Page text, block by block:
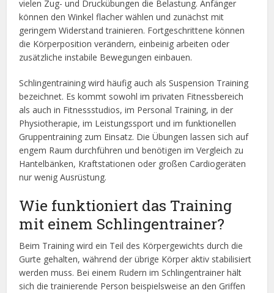
vielen Zug- und Druckübungen die Belastung. Anfänger
können den Winkel flacher wählen und zunächst mit
geringem Widerstand trainieren. Fortgeschrittene können
die Körperposition verändern, einbeinig arbeiten oder
zusätzliche instabile Bewegungen einbauen.
Schlingentraining wird häufig auch als Suspension Training
bezeichnet. Es kommt sowohl im privaten Fitnessbereich
als auch in Fitnessstudios, im Personal Training, in der
Physiotherapie, im Leistungssport und im funktionellen
Gruppentraining zum Einsatz. Die Übungen lassen sich auf
engem Raum durchführen und benötigen im Vergleich zu
Hantelbänken, Kraftstationen oder großen Cardiogeräten
nur wenig Ausrüstung.
Wie funktioniert das Training
mit einem Schlingentrainer?
Beim Training wird ein Teil des Körpergewichts durch die
Gurte gehalten, während der übrige Körper aktiv stabilisiert
werden muss. Bei einem Rudern im Schlingentrainer hält
sich die trainierende Person beispielsweise an den Griffen